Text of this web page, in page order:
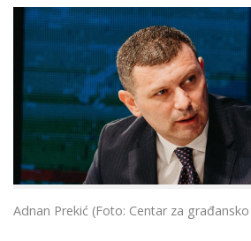
Adnan Prekić (Foto: Centar za